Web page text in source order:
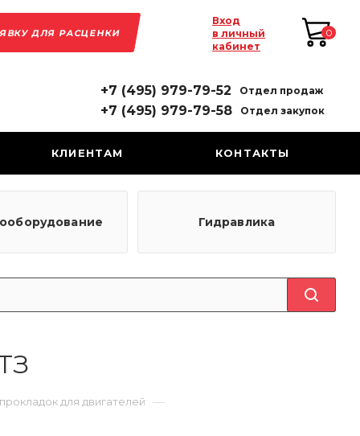
0
Вход
в личный
кабинет
ДЛЯ РАСЦЕНКИ
+7 (495) 979-79-52 Отдел продаж
+7 (495) 979-79-58 Отдел закупок
КЛИЕНТАМ КОНТАКТЫ
Гидравлика
для двигателей —